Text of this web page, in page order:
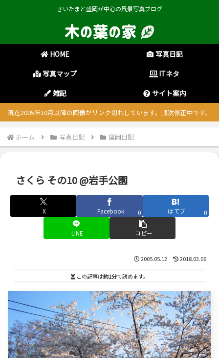
さいたまと盛岡が中心の風景写真ブログ
HOME
写真日記
写真マップ
ITネタ
雑記
サイト案内
現在2005年10月以降の画像がリンク切れしています。順次修正中です。
ホーム 写真日記 盛岡日記
さくら その10 @岩手公園
X Facebook 0 はてブ 0
LINE コピー
2005.05.12 2018.03.06
この記事は約1分で読めます。